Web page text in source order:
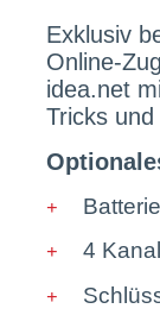
Exklusiv
Online-
idea.net
Tricks
4